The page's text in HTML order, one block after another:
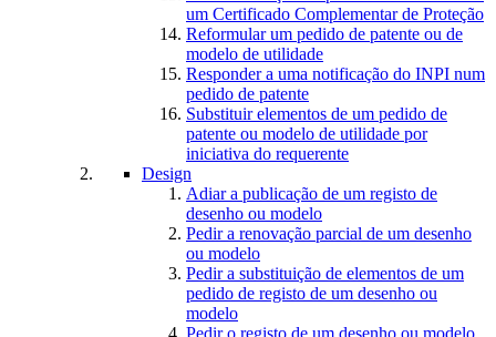
um Certificado Complementar de Proteção
Reformular um pedido de patente ou de
modelo de utilidade
Responder a uma notificação do INPI num
pedido de patente
Substituir elementos de um pedido de
patente ou modelo de utilidade por
iniciativa do requerente
Design
Adiar a publicação de um registo de
desenho ou modelo
Pedir a renovação parcial de um desenho
ou modelo
Pedir a substituição de elementos de um
pedido de registo de um desenho ou
modelo
Pedir o registo de um desenho ou modelo